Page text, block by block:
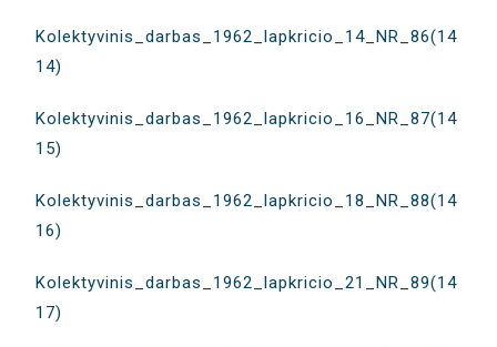
Kolektyvinis_darbas_1962_lapkricio_14_NR_86(14
14)
Kolektyvinis_darbas_1962_lapkricio_16_NR_87(14
15)
Kolektyvinis_darbas_1962_lapkricio_18_NR_88(14
16)
Kolektyvinis_darbas_1962_lapkricio_21_NR_89(14
17)